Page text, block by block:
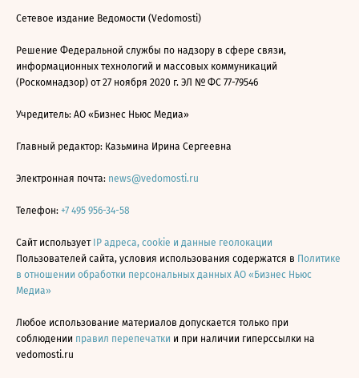
Сетевое издание Ведомости (Vedomosti)
Решение Федеральной службы по надзору в сфере связи,
информационных технологий и массовых коммуникаций
(Роскомнадзор) от 27 ноября 2020 г. ЭЛ № ФС 77-79546
Учредитель: АО «Бизнес Ньюс Медиа»
Главный редактор: Казьмина Ирина Сергеевна
Электронная почта: news@vedomosti.ru
Телефон: +7 495 956-34-58
Сайт использует IP адреса, cookie и данные геолокации
Пользователей сайта, условия использования содержатся в Политике
в отношении обработки персональных данных АО «Бизнес Ньюс
Медиа»
Любое использование материалов допускается только при
соблюдении правил перепечатки и при наличии гиперссылки на
vedomosti.ru